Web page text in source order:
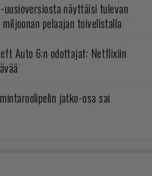
näyttäisi tulevan
pelaajan toivelistalla
Auto 6:n odottajat: Netflixiin
jatko-osa sai